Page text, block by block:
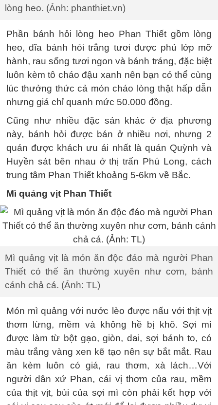
lòng heo. (Ảnh: phanthiet.vn)
Phần bánh hỏi lòng heo Phan Thiết gồm lòng
heo, dĩa bánh hỏi trắng tươi được phủ lớp mỡ
hành, rau sống tươi ngon và bánh tráng, đặc biệt
luôn kèm tô cháo đậu xanh nên bạn có thể cùng
lúc thưởng thức cả món cháo lòng thật hấp dẫn
nhưng giá chỉ quanh mức 50.000 đồng.
Cũng như nhiều đặc sản khác ở địa phương
này, bánh hỏi được bán ở nhiều nơi, nhưng 2
quán được khách ưu ái nhất là quán Quỳnh và
Huyền sát bên nhau ở thị trấn Phú Long, cách
trung tâm Phan Thiết khoảng 5-6km về Bắc.
Mì quảng vịt Phan Thiết
Mì quảng vịt là món ăn độc đáo mà người Phan
Thiết có thể ăn thường xuyên như cơm, bánh
cánh chả cá. (Ảnh: TL)
Món mì quảng với nước lèo được nấu với thịt vịt
thơm lừng, mềm và không hề bị khô. Sợi mì
được làm từ bột gạo, giòn, dai, sợi bánh to, có
màu trắng vàng xen kẽ tạo nên sự bắt mắt. Rau
ăn kèm luôn có giá, rau thơm, xà lách…Với
người dân xứ Phan, cái vị thơm của rau, mềm
của thịt vịt, bùi của sợi mì còn phải kết hợp với